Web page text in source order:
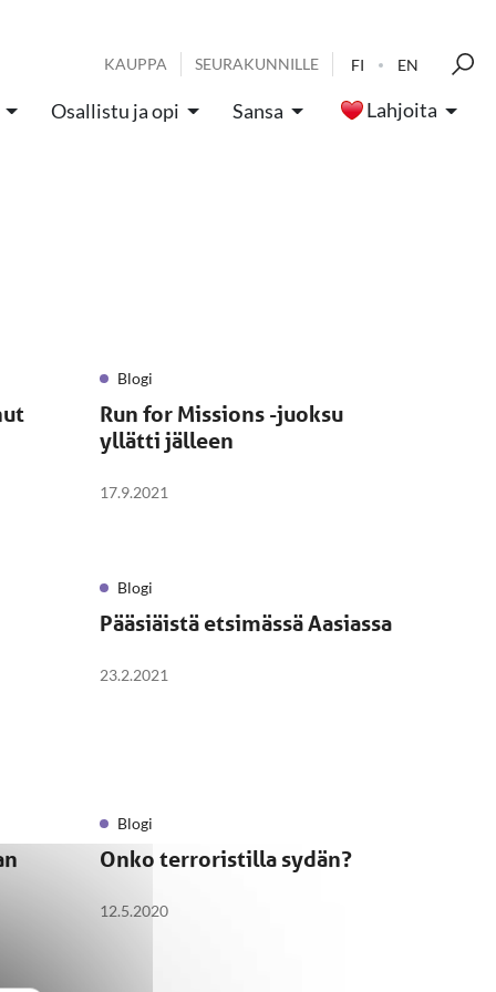
KAUPPA SEURAKUNNILLE FI EN
Osallistu ja opi Sansa Lahjoita
Blogi
Run for Missions -juoksu
yllätti jälleen
17.9.2021
Blogi
Pääsiäistä etsimässä Aasiassa
23.2.2021
Blogi
Onko terroristilla sydän?
12.5.2020